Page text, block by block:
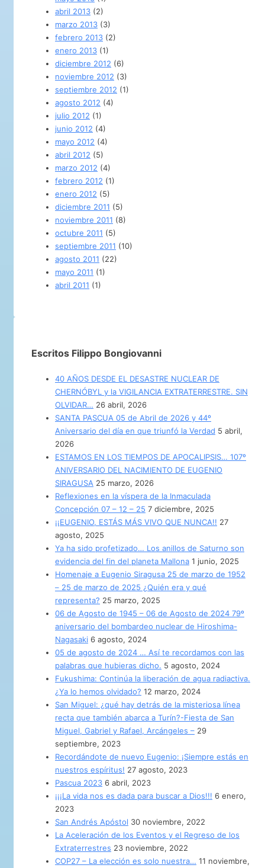
abril 2013 (2)
marzo 2013 (3)
febrero 2013 (2)
enero 2013 (1)
diciembre 2012 (6)
noviembre 2012 (3)
septiembre 2012 (1)
agosto 2012 (4)
julio 2012 (1)
junio 2012 (4)
mayo 2012 (4)
abril 2012 (5)
marzo 2012 (4)
febrero 2012 (1)
enero 2012 (5)
diciembre 2011 (5)
noviembre 2011 (8)
octubre 2011 (5)
septiembre 2011 (10)
agosto 2011 (22)
mayo 2011 (1)
abril 2011 (1)
Escritos Filippo Bongiovanni
40 AÑOS DESDE EL DESASTRE NUCLEAR DE
CHERNÓBYL y la VIGILANCIA EXTRATERRESTRE. SIN
OLVIDAR… 26 abril, 2026
SANTA PASCUA 05 de Abril de 2026 y 44º
Aniversario del día en que triunfó la Verdad 5 abril,
2026
ESTAMOS EN LOS TIEMPOS DE APOCALIPSIS… 107º
ANIVERSARIO DEL NACIMIENTO DE EUGENIO
SIRAGUSA 25 marzo, 2026
Reflexiones en la víspera de la Inmaculada
Concepción 07 – 12 – 25 7 diciembre, 2025
¡¡EUGENIO, ESTÁS MÁS VIVO QUE NUNCA!! 27
agosto, 2025
Ya ha sido profetizado… Los anillos de Saturno son
evidencia del fin del planeta Mallona 1 junio, 2025
Homenaje a Eugenio Siragusa 25 de marzo de 1952
– 25 de marzo de 2025 ¿Quién era y qué
representa? 25 marzo, 2025
06 de Agosto de 1945 – 06 de Agosto de 2024 79º
aniversario del bombardeo nuclear de Hiroshima-
Nagasaki 6 agosto, 2024
05 de agosto de 2024 … Así te recordamos con las
palabras que hubieras dicho. 5 agosto, 2024
Fukushima: Continúa la liberación de agua radiactiva.
¿Ya lo hemos olvidado? 12 marzo, 2024
San Miguel: ¿qué hay detrás de la misteriosa línea
recta que también abarca a Turín?-Fiesta de San
Miguel, Gabriel y Rafael, Arcángeles – 29
septiembre, 2023
Recordándote de nuevo Eugenio: ¡Siempre estás en
nuestros espíritus! 27 agosto, 2023
Pascua 2023 6 abril, 2023
¡¡¡La vida nos es dada para buscar a Dios!!! 6 enero,
2023
San Andrés Apóstol 30 noviembre, 2022
La Aceleración de los Eventos y el Regreso de los
Extraterrestres 23 noviembre, 2022
COP27 – La elección es solo nuestra… 11 noviembre,